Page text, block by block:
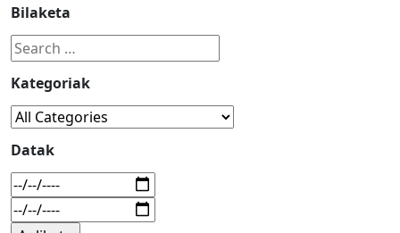
Bilaketa
Kategoriak
Datak